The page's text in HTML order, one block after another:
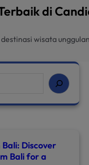
di
wisata
Discover
Bali for a